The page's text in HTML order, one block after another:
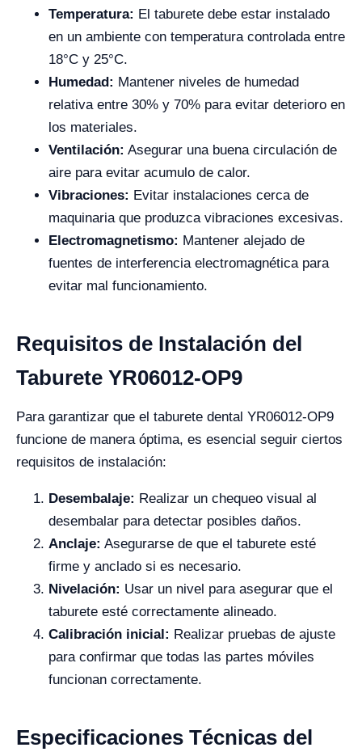
Temperatura: El taburete debe estar instalado
en un ambiente con temperatura controlada entre
18°C y 25°C.
Humedad: Mantener niveles de humedad
relativa entre 30% y 70% para evitar deterioro en
los materiales.
Ventilación: Asegurar una buena circulación de
aire para evitar acumulo de calor.
Vibraciones: Evitar instalaciones cerca de
maquinaria que produzca vibraciones excesivas.
Electromagnetismo: Mantener alejado de
fuentes de interferencia electromagnética para
evitar mal funcionamiento.
Requisitos de Instalación del
Taburete YR06012-OP9
Para garantizar que el taburete dental YR06012-OP9
funcione de manera óptima, es esencial seguir ciertos
requisitos de instalación:
Desembalaje: Realizar un chequeo visual al
desembalar para detectar posibles daños.
Anclaje: Asegurarse de que el taburete esté
firme y anclado si es necesario.
Nivelación: Usar un nivel para asegurar que el
taburete esté correctamente alineado.
Calibración inicial: Realizar pruebas de ajuste
para confirmar que todas las partes móviles
funcionan correctamente.
Especificaciones Técnicas del